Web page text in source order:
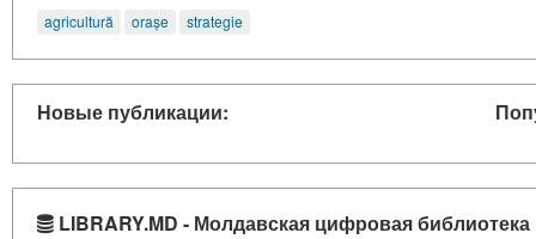
agricultură
orașe strategie
Новые публикации:
LIBRARY.MD - Молдавская цифровая библиотека